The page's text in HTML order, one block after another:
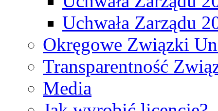
Uchwała Zarządu
Okręgowe Związki
Transparentność
Media